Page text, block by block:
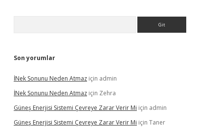
Son yorumlar
İNek Sonunu Neden Atmaz için admin
İNek Sonunu Neden Atmaz için Zehra
Güneş Enerjisi Sistemi Çevreye Zarar Verir Mi için admin
Güneş Enerjisi Sistemi Çevreye Zarar Verir Mi için Taner